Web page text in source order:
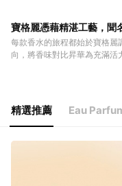
寶格麗憑藉精湛工藝，聞
每款香水的旅程都始於寶格麗
向，將香味對比昇華為充滿活
精選推薦 Eau